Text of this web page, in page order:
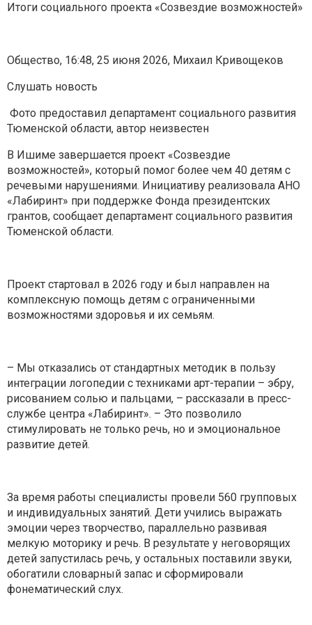
Итоги социального проекта «Созвездие возможностей»
Общество, 16:48, 25 июня 2026, Михаил Кривощеков
Слушать новость
Фото предоставил департамент социального развития
Тюменской области, автор неизвестен
В Ишиме завершается проект «Созвездие
возможностей», который помог более чем 40 детям с
речевыми нарушениями. Инициативу реализовала АНО
«Лабиринт» при поддержке Фонда президентских
грантов, сообщает департамент социального развития
Тюменской области.
Проект стартовал в 2026 году и был направлен на
комплексную помощь детям с ограниченными
возможностями здоровья и их семьям.
– Мы отказались от стандартных методик в пользу
интеграции логопедии с техниками арт-терапии – эбру,
рисованием солью и пальцами, – рассказали в пресс-
службе центра «Лабиринт». – Это позволило
стимулировать не только речь, но и эмоциональное
развитие детей.
За время работы специалисты провели 560 групповых
и индивидуальных занятий. Дети учились выражать
эмоции через творчество, параллельно развивая
мелкую моторику и речь. В результате у неговорящих
детей запустилась речь, у остальных поставили звуки,
обогатили словарный запас и сформировали
фонематический слух.